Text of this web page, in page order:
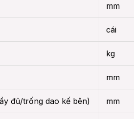
mm
cái
kg
mm
đủ/trống dao kế bên) mm